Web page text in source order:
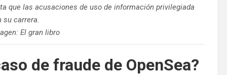
que las acusaciones de uso de información privilegiada
su carrera.
El gran libro
de fraude de OpenSea?